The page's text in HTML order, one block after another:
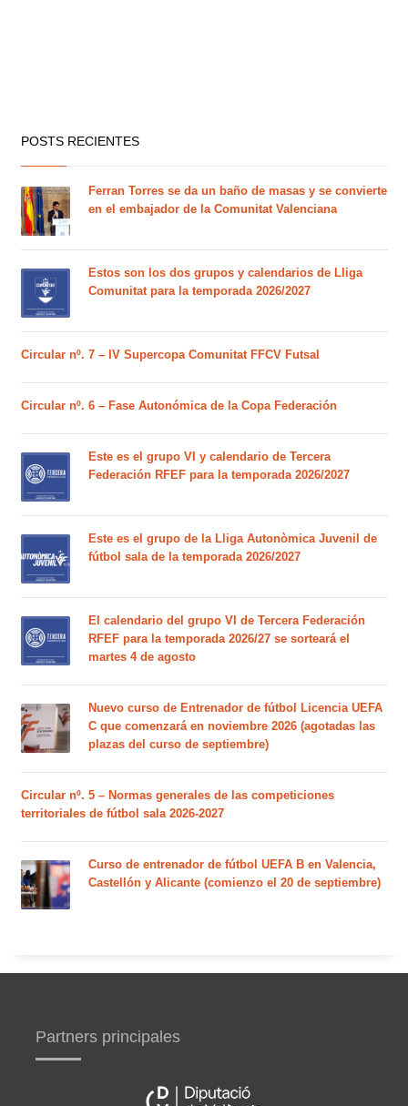
POSTS RECIENTES
Ferran Torres se da un baño de masas y se convierte
en el embajador de la Comunitat Valenciana
Estos son los dos grupos y calendarios de Lliga
Comunitat para la temporada 2026/2027
Circular nº. 7 – IV Supercopa Comunitat FFCV Futsal
Circular nº. 6 – Fase Autonómica de la Copa Federación
Este es el grupo VI y calendario de Tercera
Federación RFEF para la temporada 2026/2027
Este es el grupo de la Lliga Autonòmica Juvenil de
fútbol sala de la temporada 2026/2027
El calendario del grupo VI de Tercera Federación
RFEF para la temporada 2026/27 se sorteará el
martes 4 de agosto
Nuevo curso de Entrenador de fútbol Licencia UEFA
C que comenzará en noviembre 2026 (agotadas las
plazas del curso de septiembre)
Circular nº. 5 – Normas generales de las competiciones
territoriales de fútbol sala 2026-2027
Curso de entrenador de fútbol UEFA B en Valencia,
Castellón y Alicante (comienzo el 20 de septiembre)
Partners principales